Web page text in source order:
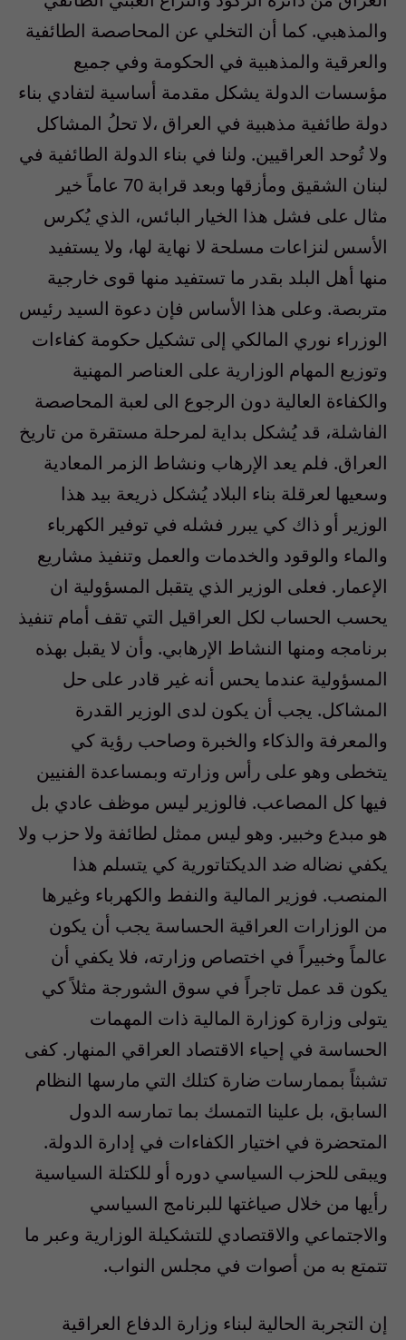
والمذهبي. كما أن التخلي عن المحاصصة الطائفية
والعرقية والمذهبية في الحكومة وفي جميع
مؤسسات الدولة يشكل مقدمة أساسية لتفادي بناء
دولة طائفية مذهبية في العراق ،لا تحلُ المشاكل
ولا تُوحد العراقيين. ولنا في بناء الدولة الطائفية في
لبنان الشقيق ومأزقها وبعد قرابة 70 عاماً خير
مثال على فشل هذا الخيار البائس، الذي يُكرس
الأسس لنزاعات مسلحة لا نهاية لها، ولا يستفيد
منها أهل البلد بقدر ما تستفيد منها قوى خارجية
متربصة. وعلى هذا الأساس فإن دعوة السيد رئيس
الوزراء نوري المالكي إلى تشكيل حكومة كفاءات
وتوزيع المهام الوزارية على العناصر المهنية
والكفاءة العالية دون الرجوع الى لعبة المحاصصة
الفاشلة، قد يُشكل بداية لمرحلة مستقرة من تاريخ
العراق. فلم يعد الإرهاب ونشاط الزمر المعادية
وسعيها لعرقلة بناء البلاد يُشكل ذريعة بيد هذا
الوزير أو ذاك كي يبرر فشله في توفير الكهرباء
والماء والوقود والخدمات والعمل وتنفيذ مشاريع
الإعمار. فعلى الوزير الذي يتقبل المسؤولية ان
يحسب الحساب لكل العراقيل التي تقف أمام تنفيذ
برنامجه ومنها النشاط الإرهابي. وأن لا يقبل بهذه
المسؤولية عندما يحس أنه غير قادر على حل
المشاكل. يجب أن يكون لدى الوزير القدرة
والمعرفة والذكاء والخبرة وصاحب رؤية كي
يتخطى وهو على رأس وزارته وبمساعدة الفنيين
فيها كل المصاعب. فالوزير ليس موظف عادي بل
هو مبدع وخبير. وهو ليس ممثل لطائفة ولا حزب ولا
يكفي نضاله ضد الديكتاتورية كي يتسلم هذا
المنصب. فوزير المالية والنفط والكهرباء وغيرها
من الوزارات العراقية الحساسة يجب أن يكون
عالماً وخبيراً في اختصاص وزارته، فلا يكفي أن
يكون قد عمل تاجراً في سوق الشورجة مثلاً كي
يتولى وزارة كوزارة المالية ذات المهمات
الحساسة في إحياء الاقتصاد العراقي المنهار. كفى
تشبثاً بممارسات ضارة كتلك التي مارسها النظام
السابق، بل علينا التمسك بما تمارسه الدول
المتحضرة في اختيار الكفاءات في إدارة الدولة.
ويبقى للحزب السياسي دوره أو للكتلة السياسية
رأيها من خلال صياغتها للبرنامج السياسي
والاجتماعي والاقتصادي للتشكيلة الوزارية وعبر ما
تتمتع به من أصوات في مجلس النواب.
إن التجربة الحالية لبناء وزارة الدفاع العراقية